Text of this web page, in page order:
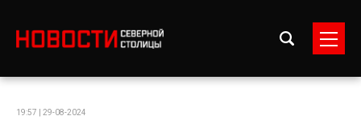
19:57 | 29-08-2024